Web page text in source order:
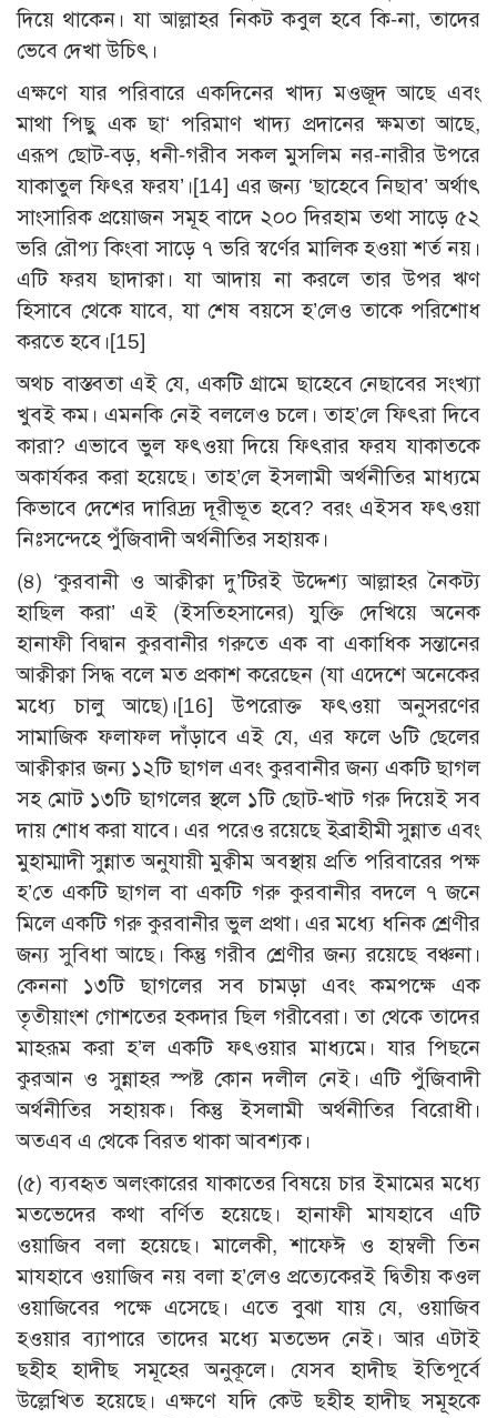
দিয়ে থাকেন। যা আল্লাহর নিকট কবুল হবে কি-না, তাদের
ভেবে দেখা উচিৎ।
এক্ষণে যার পরিবারে একদিনের খাদ্য মওজূদ আছে এবং
মাথা পিছু এক ছা‘ পরিমাণ খাদ্য প্রদানের ক্ষমতা আছে,
এরূপ ছোট-বড়, ধনী-গরীব সকল মুসলিম নর-নারীর উপরে
যাকাতুল ফিৎর ফরয’।[14] এর জন্য ‘ছাহেবে নিছাব’ অর্থাৎ
সাংসারিক প্রয়োজন সমূহ বাদে ২০০ দিরহাম তথা সাড়ে ৫২
ভরি রৌপ্য কিংবা সাড়ে ৭ ভরি স্বর্ণের মালিক হওয়া শর্ত নয়।
এটি ফরয ছাদাক্বা। যা আদায় না করলে তার উপর ঋণ
হিসাবে থেকে যাবে, যা শেষ বয়সে হ’লেও তাকে পরিশোধ
করতে হবে।[15]
অথচ বাস্তবতা এই যে, একটি গ্রামে ছাহেবে নেছাবের সংখ্যা
খুবই কম। এমনকি নেই বললেও চলে। তাহ’লে ফিৎরা দিবে
কারা? এভাবে ভুল ফৎওয়া দিয়ে ফিৎরার ফরয যাকাতকে
অকার্যকর করা হয়েছে। তাহ’লে ইসলামী অর্থনীতির মাধ্যমে
কিভাবে দেশের দারিদ্র্য দূরীভূত হবে? বরং এইসব ফৎওয়া
নিঃসন্দেহে পুঁজিবাদী অর্থনীতির সহায়ক।
(৪) ‘কুরবানী ও আক্বীক্বা দু’টিরই উদ্দেশ্য আল্লাহর নৈকট্য
হাছিল করা’ এই (ইসতিহসানের) যুক্তি দেখিয়ে অনেক
হানাফী বিদ্বান কুরবানীর গরুতে এক বা একাধিক সন্তানের
আক্বীক্বা সিদ্ধ বলে মত প্রকাশ করেছেন (যা এদেশে অনেকের
মধ্যে চালু আছে)।[16] উপরোক্ত ফৎওয়া অনুসরণের
সামাজিক ফলাফল দাঁড়াবে এই যে, এর ফলে ৬টি ছেলের
আক্বীক্বার জন্য ১২টি ছাগল এবং কুরবানীর জন্য একটি ছাগল
সহ মোট ১৩টি ছাগলের স্থলে ১টি ছোট-খাট গরু দিয়েই সব
দায় শোধ করা যাবে। এর পরেও রয়েছে ইব্রাহীমী সুন্নাত এবং
মুহাম্মাদী সুন্নাত অনুযায়ী মুক্বীম অবস্থায় প্রতি পরিবারের পক্ষ
হ’তে একটি ছাগল বা একটি গরু কুরবানীর বদলে ৭ জনে
মিলে একটি গরু কুরবানীর ভুল প্রথা। এর মধ্যে ধনিক শ্রেণীর
জন্য সুবিধা আছে। কিন্তু গরীব শ্রেণীর জন্য রয়েছে বঞ্চনা।
কেননা ১৩টি ছাগলের সব চামড়া এবং কমপক্ষে এক
তৃতীয়াংশ গোশতের হকদার ছিল গরীবেরা। তা থেকে তাদের
মাহরূম করা হ’ল একটি ফৎওয়ার মাধ্যমে। যার পিছনে
কুরআন ও সুন্নাহর স্পষ্ট কোন দলীল নেই। এটি পুঁজিবাদী
অর্থনীতির সহায়ক। কিন্তু ইসলামী অর্থনীতির বিরোধী।
অতএব এ থেকে বিরত থাকা আবশ্যক।
(৫) ব্যবহৃত অলংকারের যাকাতের বিষয়ে চার ইমামের মধ্যে
মতভেদের কথা বর্ণিত হয়েছে। হানাফী মাযহাবে এটি
ওয়াজিব বলা হয়েছে। মালেকী, শাফেঈ ও হাম্বলী তিন
মাযহাবে ওয়াজিব নয় বলা হ’লেও প্রত্যেকেরই দ্বিতীয় কওল
ওয়াজিবের পক্ষে এসেছে। এতে বুঝা যায় যে, ওয়াজিব
হওয়ার ব্যাপারে তাদের মধ্যে মতভেদ নেই। আর এটাই
ছহীহ হাদীছ সমূহের অনুকূলে। যেসব হাদীছ ইতিপূর্বে
উল্লেখিত হয়েছে। এক্ষণে যদি কেউ ছহীহ হাদীছ সমূহকে